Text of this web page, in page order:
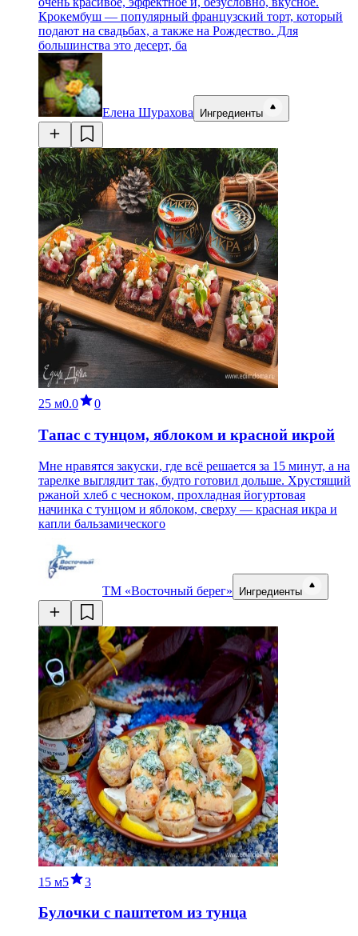
Крокембуш — популярный французский торт, который
подают на свадьбах, а также на Рождество. Для
большинства это десерт, ба
Елена Шурахова Ингредиенты
25 м0.0 0
Тапас с тунцом, яблоком и красной икрой
Мне нравятся закуски, где всё решается за 15 минут, а на
тарелке выглядит так, будто готовил дольше. Хрустящий
ржаной хлеб с чесноком, прохладная йогуртовая
начинка с тунцом и яблоком, сверху — красная икра и
капли бальзамического
ТМ «Восточный берег» Ингредиенты
15 м5 3
Булочки с паштетом из тунца